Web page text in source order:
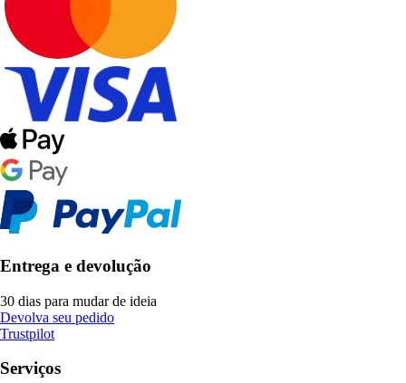
Entrega e devolução
30 dias para mudar de ideia
Devolva seu pedido
Trustpilot
Serviços